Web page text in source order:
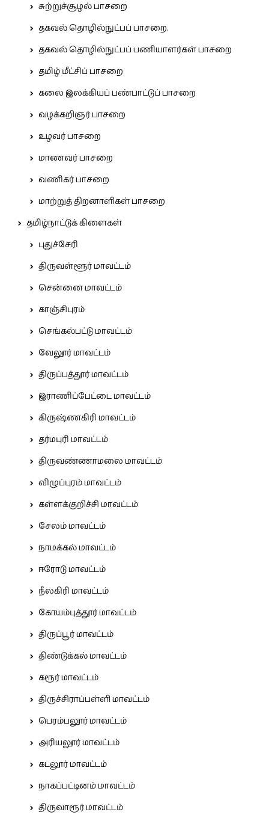
சுற்றுச்சூழல் பாசறை
தகவல் தொழில்நுட்பப் பாசறை.
தகவல் தொழில்நுட்பப் பணியாளர்கள் பாசறை
தமிழ் மீட்சிப் பாசறை
கலை இலக்கியப் பண்பாட்டுப் பாசறை
வழக்கறிஞர் பாசறை
உழவர் பாசறை
மாணவர் பாசறை
வணிகர் பாசறை
மாற்றுத் திறனாளிகள் பாசறை
தமிழ்நாட்டுக் கிளைகள்
புதுச்சேரி
திருவள்ளூர் மாவட்டம்
சென்னை மாவட்டம்
காஞ்சிபுரம்
செங்கல்பட்டு மாவட்டம்
வேலூர் மாவட்டம்
திருப்பத்தூர் மாவட்டம்
இராணிப்பேட்டை மாவட்டம்
கிருஷ்ணகிரி மாவட்டம்
தர்மபுரி மாவட்டம்
திருவண்ணாமலை மாவட்டம்
விழுப்புரம் மாவட்டம்
கள்ளக்குறிச்சி மாவட்டம்
சேலம் மாவட்டம்
நாமக்கல் மாவட்டம்
ஈரோடு மாவட்டம்
நீலகிரி மாவட்டம்
கோயம்புத்தூர் மாவட்டம்
திருப்பூர் மாவட்டம்
திண்டுக்கல் மாவட்டம்
கரூர் மாவட்டம்
திருச்சிராப்பள்ளி மாவட்டம்
பெரம்பலூர் மாவட்டம்
அரியலூர் மாவட்டம்
கடலூர் மாவட்டம்
நாகப்பட்டினம் மாவட்டம்
திருவாரூர் மாவட்டம்